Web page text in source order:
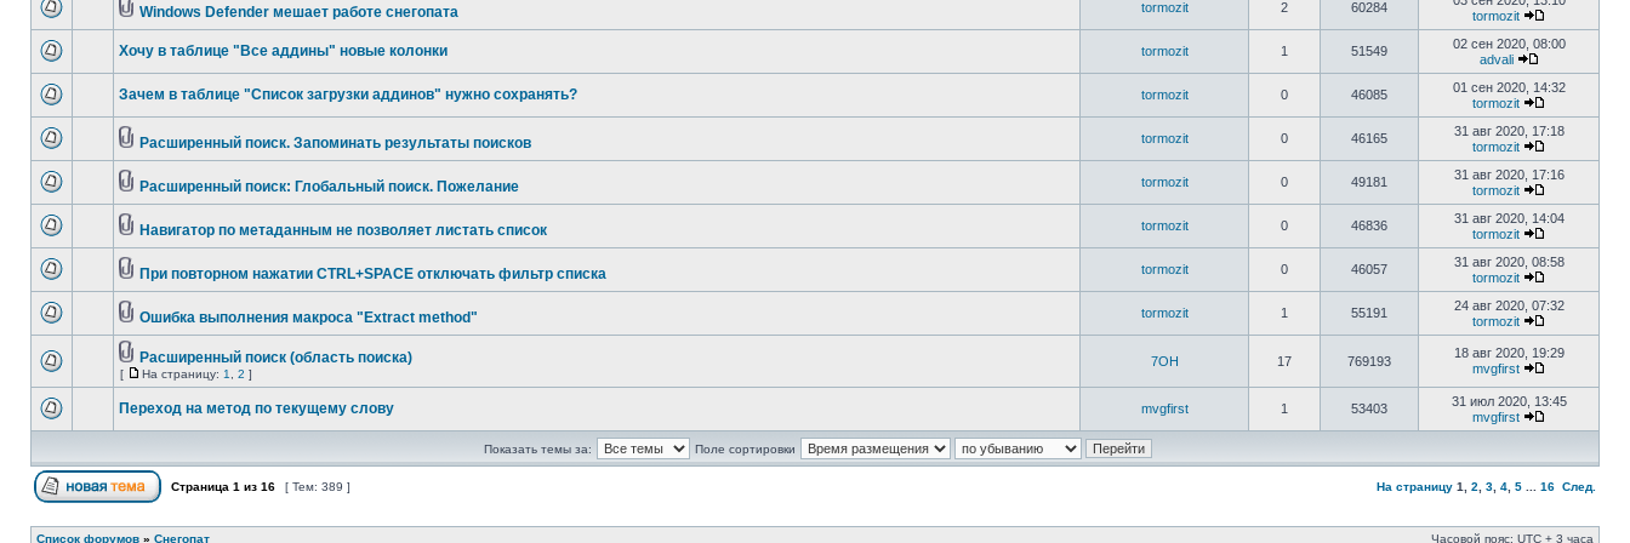
Windows Defender мешает работе снегопата tormozit 2 60284
tormozit
Хочу в таблице "Все аддины" новые колонки tormozit 1 51549
02 сен 2020, 08:00
advali
Зачем в таблице "Список загрузки аддинов" нужно сохранять? tormozit 0 46085
01 сен 2020, 14:32
tormozit
Расширенный поиск. Запоминать результаты поисков tormozit 0 46165
31 авг 2020, 17:18
tormozit
Расширенный поиск: Глобальный поиск. Пожелание tormozit 0 49181
31 авг 2020, 17:16
tormozit
Навигатор по метаданным не позволяет листать список tormozit 0 46836
31 авг 2020, 14:04
tormozit
При повторном нажатии CTRL+SPACE отключать фильтр списка tormozit 0 46057
31 авг 2020, 08:58
tormozit
Ошибка выполнения макроса "Extract method" tormozit 1 55191
24 авг 2020, 07:32
tormozit
Расширенный поиск (область поиска)
[ На страницу: 1 2 ]
7OH 17 769193
18 авг 2020, 19:29
mvgfirst
Переход на метод по текущему слову mvgfirst 1 53403
31 июл 2020, 13:45
mvgfirst
Показать темы за: Поле сортировки
Страница 1 из 16 [ Тем: 389 ] На страницу 1 2 3 4 5 16 След.
Список форумов » Снегопат Часовой пояс: UTC + 3 часа